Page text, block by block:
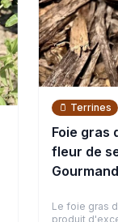
🫙 Terrines
Foie gras
fleur de
Le foie gras
produit